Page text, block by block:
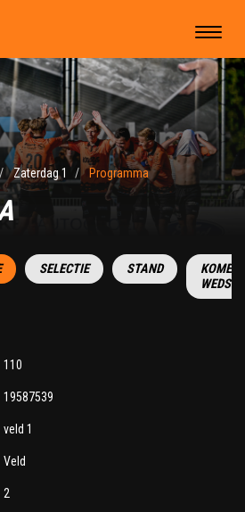
Zaterdag 1 Programma
SELECTIE STAND
110
19587539
veld 1
Veld
2